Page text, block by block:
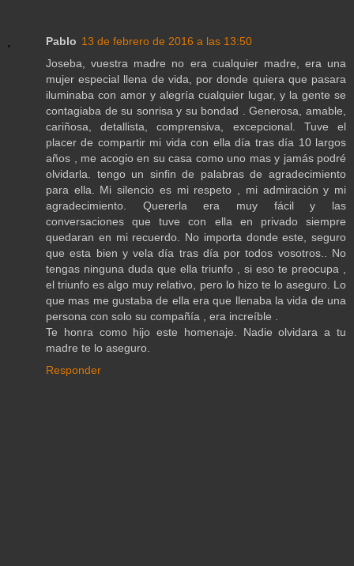
Pablo 13 de febrero de 2016 a las 13:50
Joseba, vuestra madre no era cualquier madre, era una
mujer especial llena de vida, por donde quiera que pasara
iluminaba con amor y alegría cualquier lugar, y la gente se
contagiaba de su sonrisa y su bondad . Generosa, amable,
cariñosa, detallista, comprensiva, excepcional. Tuve el
placer de compartir mi vida con ella día tras día 10 largos
años , me acogio en su casa como uno mas y jamás podré
olvidarla. tengo un sinfin de palabras de agradecimiento
para ella. Mi silencio es mi respeto , mi admiración y mi
agradecimiento. Quererla era muy fácil y las
conversaciones que tuve con ella en privado siempre
quedaran en mi recuerdo. No importa donde este, seguro
que esta bien y vela día tras día por todos vosotros.. No
tengas ninguna duda que ella triunfo , si eso te preocupa ,
el triunfo es algo muy relativo, pero lo hizo te lo aseguro. Lo
que mas me gustaba de ella era que llenaba la vida de una
persona con solo su compañía , era increíble .
Te honra como hijo este homenaje. Nadie olvidara a tu
madre te lo aseguro.
Responder